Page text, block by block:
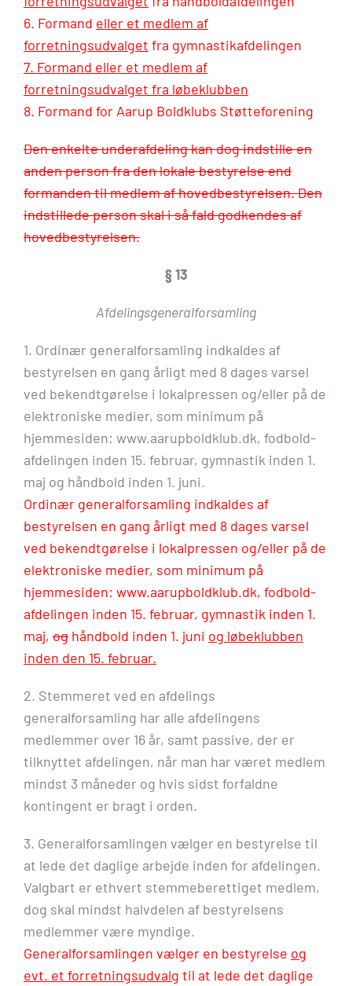
6. Formand eller et medlem af
forretningsudvalget fra gymnastikafdelingen
7. Formand eller et medlem af
forretningsudvalget fra løbeklubben
8. Formand for Aarup Boldklubs Støtteforening
Den enkelte underafdeling kan dog indstille en
anden person fra den lokale bestyrelse end
formanden til medlem af hovedbestyrelsen. Den
indstillede person skal i så fald godkendes af
hovedbestyrelsen.
§ 13
Afdelingsgeneralforsamling
1. Ordinær generalforsamling indkaldes af
bestyrelsen en gang årligt med 8 dages varsel
ved bekendtgørelse i lokalpressen og/eller på de
elektroniske medier, som minimum på
hjemmesiden: www.aarupboldklub.dk, fodbold-
afdelingen inden 15. februar, gymnastik inden 1.
maj og håndbold inden 1. juni.
Ordinær generalforsamling indkaldes af
bestyrelsen en gang årligt med 8 dages varsel
ved bekendtgørelse i lokalpressen og/eller på de
elektroniske medier, som minimum på
hjemmesiden: www.aarupboldklub.dk, fodbold-
afdelingen inden 15. februar, gymnastik inden 1.
maj, og håndbold inden 1. juni og løbeklubben
inden den 15. februar.
2. Stemmeret ved en afdelings
generalforsamling har alle afdelingens
medlemmer over 16 år, samt passive, der er
tilknyttet afdelingen, når man har været medlem
mindst 3 måneder og hvis sidst forfaldne
kontingent er bragt i orden.
3. Generalforsamlingen vælger en bestyrelse til
at lede det daglige arbejde inden for afdelingen.
Valgbart er ethvert stemmeberettiget medlem,
dog skal mindst halvdelen af bestyrelsens
medlemmer være myndige.
Generalforsamlingen vælger en bestyrelse og
evt. et forretningsudvalg til at lede det daglige